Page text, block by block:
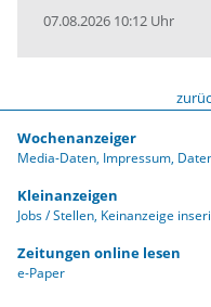
07.08.2026 10:12 Uhr
Wochenanzeiger
Media-Daten Impressum
Kleinanzeigen
Jobs / Stellen Keinanzeige
Zeitungen online lesen
e-Paper